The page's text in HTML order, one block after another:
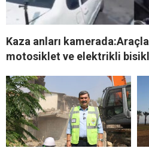
Kaza anları
motosiklet ve elektrikli